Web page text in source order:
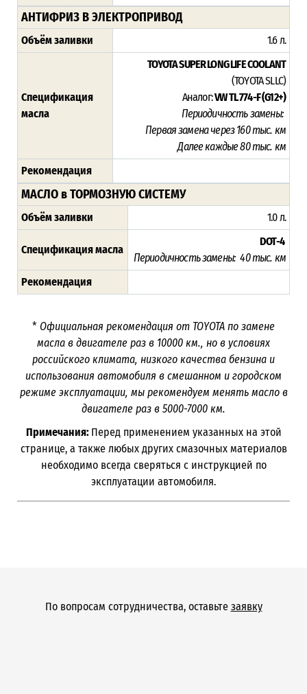
АНТИФРИЗ В ЭЛЕКТРОПРИВОД
Объём заливки 1.6 л.
Спецификация
масла
TOYOTA SUPER LONG LIFE COOLANT
(TOYOTA SLLC)
Аналог:VW TL 774-F (G12+)
Периодичность замены:
Первая замена через 160 тыс. км
Далее каждые 80 тыс. км
Рекомендация
МАСЛО в ТОРМОЗНУЮ СИСТЕМУ
Объём заливки 1.0 л.
Спецификация масла
DOT-4
Периодичность замены: 40 тыс. км
Рекомендация
* Официальная рекомендация от TOYOTA по замене
масла в двигателе раз в 10000 км., но в условиях
российского климата, низкого качества бензина и
использования автомобиля в смешанном и городском
режиме эксплуатации, мы рекомендуем менять масло в
двигателе раз в 5000-7000 км.
Примечания: Перед применением указанных на этой
странице, а также любых других смазочных материалов
необходимо всегда сверяться с инструкцией по
эксплуатации автомобиля.
По вопросам сотрудничества, оставьте заявку